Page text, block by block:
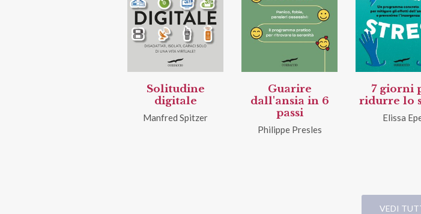
Solitudine
digitale
Manfred Spitzer
Guarire
dall'ansia in 6
passi
Philippe Presles
7 giorni
ridurre lo
Elissa
VEDI